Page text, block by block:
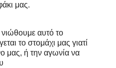
μας.
αυτό το
το στομάχι μας γιατί
μας, ή την αγωνία να